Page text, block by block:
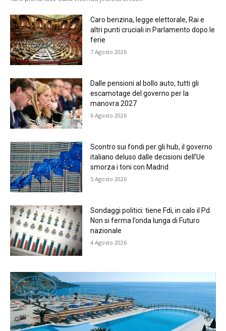
Caro benzina, legge elettorale, Rai e
altri punti cruciali in Parlamento dopo le
ferie
7 Agosto 2026
Dalle pensioni al bollo auto, tutti gli
escamotage del governo per la
manovra 2027
6 Agosto 2026
Scontro sui fondi per gli hub, il governo
italiano deluso dalle decisioni dell’Ue
smorza i toni con Madrid
5 Agosto 2026
Sondaggi politici: tiene Fdi, in calo il Pd.
Non si ferma l’onda lunga di Futuro
nazionale
4 Agosto 2026